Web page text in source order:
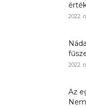
2022.
2022.
Az